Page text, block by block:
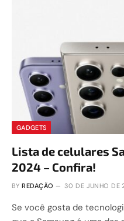
GADGETS
Lista de celulares
2024 – Confira!
BY REDAÇÃO 30 DE JUNHO DE
Se você gosta de